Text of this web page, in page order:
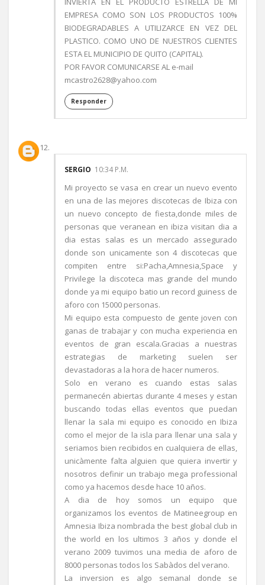
EMPRESA COMO SON LOS PRODUCTOS 100%
BIODEGRADABLES A UTILIZARCE EN VEZ DEL
PLASTICO. COMO UNO DE NUESTROS CLIENTES
ESTA EL MUNICIPIO DE QUITO (CAPITAL).
POR FAVOR COMUNICARSE AL e-mail
mcastro2628@yahoo.com
Responder
SERGIO 10:34 P.M.
Mi proyecto se vasa en crear un nuevo evento
en una de las mejores discotecas de Ibiza con
un nuevo concepto de fiesta,donde miles de
personas que veranean en ibiza visitan dia a
dia estas salas es un mercado assegurado
donde son unicamente son 4 discotecas que
compiten entre si:Pacha,Amnesia,Space y
Privilege la discoteca mas grande del mundo
donde ya mi equipo batio un record guiness de
aforo con 15000 personas.
Mi equipo esta compuesto de gente joven con
ganas de trabajar y con mucha experiencia en
eventos de gran escala.Gracias a nuestras
estrategias de marketing suelen ser
devastadoras a la hora de hacer numeros.
Solo en verano es cuando estas salas
permanecén abiertas durante 4 meses y estan
buscando todas ellas eventos que puedan
llenar la sala mi equipo es conocido en Ibiza
como el mejor de la isla para llenar una sala y
seriamos bien recibidos en cualquiera de ellas,
unicàmente falta alguien que quiera invertir y
nosotros definir un trabajo mega professional
como ya hacemos desde hace 10 años.
A dia de hoy somos un equipo que
organizamos los eventos de Matineegroup en
Amnesia Ibiza nombrada the best global club in
the world en los ultimos 3 años y donde el
verano 2009 tuvimos una media de aforo de
8000 personas todos los Sabàdos del verano.
La inversion es algo semanal donde se